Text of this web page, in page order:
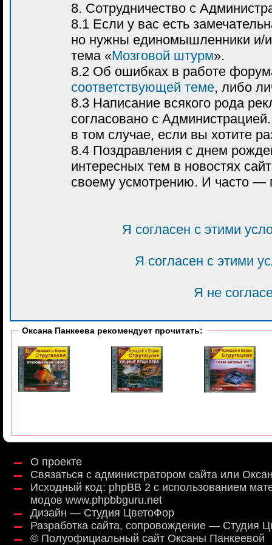
8. Сотрудничество с
8.1 Если у вас есть
но нужны единомышленники и/
тема «Мозговой штурм».
8.2 Об ошибках в работе
соответствующей теме, либо
8.3 Написание всякого рода
согласовано с
в том случае, если вы хотите
8.4 Поздравления с днем
интересных тем в новостях
своему усмотрению. И часто —
Я согласен с этими
Я согласен с этими
Я не
Оксана Панкеева рекомендует прочитать:
О проекте
Связаться с администратором сайта или
Исходный код: phpBB 2 с использованием
модов www.phpbbguru.net
Дизайн — Студия ЦветоФор
Разработка сайта, сопровождение — Студия
© Полуофициальный сайт Оксаны Панкеевой